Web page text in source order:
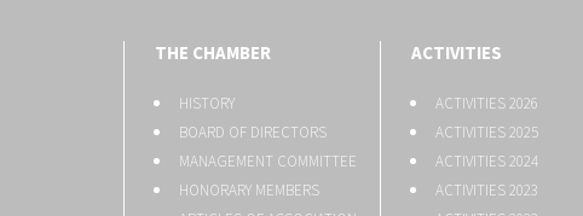
THE CHAMBER
HISTORY
BOARD OF DIRECTORS
MANAGEMENT COMMITTEE
HONORARY MEMBERS
ACTIVITIES
ACTIVITIES 2026
ACTIVITIES 2025
ACTIVITIES 2024
ACTIVITIES 2023